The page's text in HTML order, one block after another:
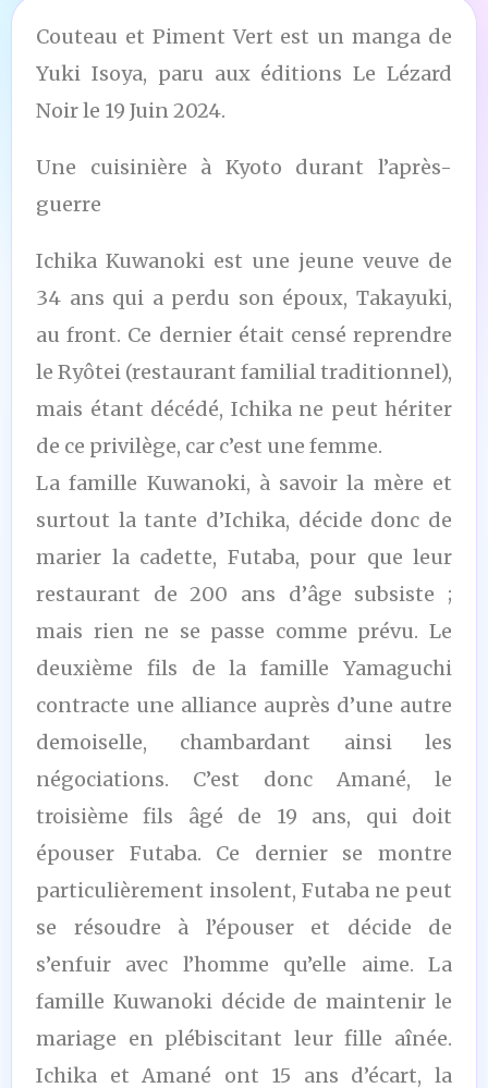
Couteau et Piment Vert est un manga de
Yuki Isoya, paru aux éditions Le Lézard
Noir le 19 Juin 2024.
Une cuisinière à Kyoto durant l’après-
guerre
Ichika Kuwanoki est une jeune veuve de
34 ans qui a perdu son époux, Takayuki,
au front. Ce dernier était censé reprendre
le Ryôtei (restaurant familial traditionnel),
mais étant décédé, Ichika ne peut hériter
de ce privilège, car c’est une femme.
La famille Kuwanoki, à savoir la mère et
surtout la tante d’Ichika, décide donc de
marier la cadette, Futaba, pour que leur
restaurant de 200 ans d’âge subsiste ;
mais rien ne se passe comme prévu. Le
deuxième fils de la famille Yamaguchi
contracte une alliance auprès d’une autre
demoiselle, chambardant ainsi les
négociations. C’est donc Amané, le
troisième fils âgé de 19 ans, qui doit
épouser Futaba. Ce dernier se montre
particulièrement insolent, Futaba ne peut
se résoudre à l’épouser et décide de
s’enfuir avec l’homme qu’elle aime. La
famille Kuwanoki décide de maintenir le
mariage en plébiscitant leur fille aînée.
Ichika et Amané ont 15 ans d’écart, la